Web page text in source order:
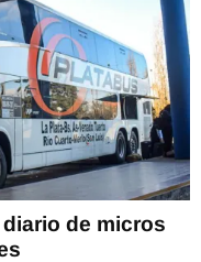
de micros